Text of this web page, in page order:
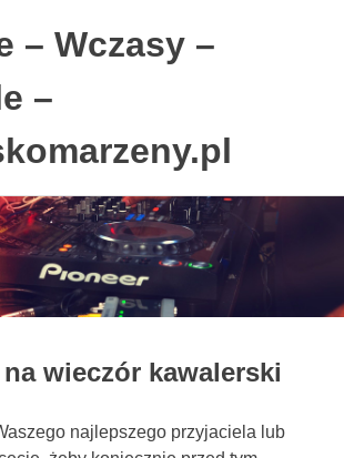
– Wczasy –
–
wieczór kawalerski
najlepszego przyjaciela lub